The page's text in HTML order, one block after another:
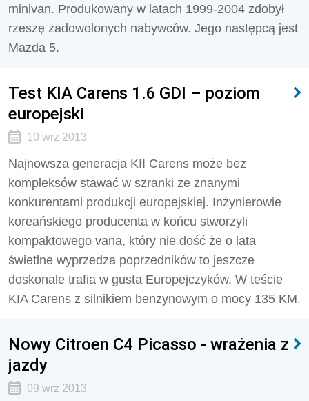
minivan. Produkowany w latach 1999-2004 zdobył
rzeszę zadowolonych nabywców. Jego następcą jest
Mazda 5.
Test KIA Carens 1.6 GDI – poziom
europejski
10 wrz 2013
Najnowsza generacja KII Carens może bez
kompleksów stawać w szranki ze znanymi
konkurentami produkcji europejskiej. Inżynierowie
koreańskiego producenta w końcu stworzyli
kompaktowego vana, który nie dość że o lata
świetlne wyprzedza poprzedników to jeszcze
doskonale trafia w gusta Europejczyków. W teście
KIA Carens z silnikiem benzynowym o mocy 135 KM.
Nowy Citroen C4 Picasso - wrażenia z
jazdy
09 wrz 2013